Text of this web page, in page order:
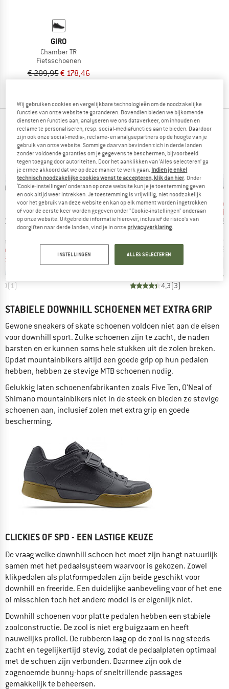
GIRO
Chamber TR
Fietsschoenen
€ 209,95€ 178,46
ONZE BESTSELLERS VOOR JOU
prijs
(1)
MERK
DMT
Artikel
Korting
-70%
MERK
DMT
Artikel
KR0 EVO
€ 143,13
4,3(3)
Korting
tot -65%
€
-
STABIELE DOWNHILL SCHOENEN MET EXTRA GRIP
Gewone sneakers of skate schoenen voldoen niet aan de eisen
voor downhill sport. Zulke schoenen zijn te zacht, de naden
barsten en er kunnen soms hele stukken uit de zolen breken.
Opdat mountainbikers altijd een goede grip op hun pedalen
hebben, hebben ze stevige MTB schoenen nodig.
Gelukkig laten schoenenfabrikanten zoals Five Ten, O'Neal of
Shimano mountainbikers niet in de steek en bieden ze stevige
schoenen aan, inclusief zolen met extra grip en goede
bescherming.
CLICKIES OF SPD - EEN LASTIGE KEUZE
De vraag welke downhill schoen het moet zijn hangt natuurlijk
samen met het pedaalsysteem waarvoor is gekozen. Zowel
klikpedalen als platformpedalen zijn beide geschikt voor
downhill en freeride. Een duidelijke aanbeveling voor of het ene
of misschien toch het andere model is er eigenlijk niet.
Downhill schoenen voor platte pedalen hebben een stabiele
zoolconstructie. De zool is niet erg buigzaam en heeft
nauwelijks profiel. De rubberen laag op de zool is nog steeds
zacht en tegelijkertijd stevig, zodat de pedaalplaten optimaal
met de schoen zijn verbonden. Daarmee zijn ook de
zogenoemde bunny-hops of sneltrillende passages
gemakkelijk te beheersen.
Wij gebruiken cookies en vergelijkbare technologieën om de noodzakelijke
functies van onze website te garanderen. Bovendien bieden we bijkomende
diensten en functies aan, analyseren we ons dataverkeer, om inhouden en
reclame te personaliseren, resp. social-mediafuncties aan te bieden. Daardoor
zijn ook onze social-media-, reclame- en analysepartners op de hoogte van je
gebruik van onze website. Sommige daarvan bevinden zich in derde landen
zonder voldoende garanties om je gegevens te beschermen, bijvoorbeeld
tegen toegang door autoriteiten. Door het aanklikken van ‘Alles selecteren’ ga
je ermee akkoord dat we op deze manier te werk gaan. Indien je enkel
technisch noodzakelijke cookies wenst te accepteren, klik dan hier. Onder
‘Cookie-instellingen’ onderaan op onze website kun je je toestemming geven
en ook altijd weer intrekken. Je toestemming is vrijwillig, niet noodzakelijk
voor het gebruik van deze website en kan op elk moment worden ingetrokken
of voor de eerste keer worden gegeven onder "Cookie-instellingen" onderaan
op onze website. Uitgebreide informatie hierover, inclusief de risico's van
doorgiften naar derde landen, vind je in onze privacyverklaring.
INSTELLINGEN ALLES SELECTEREN